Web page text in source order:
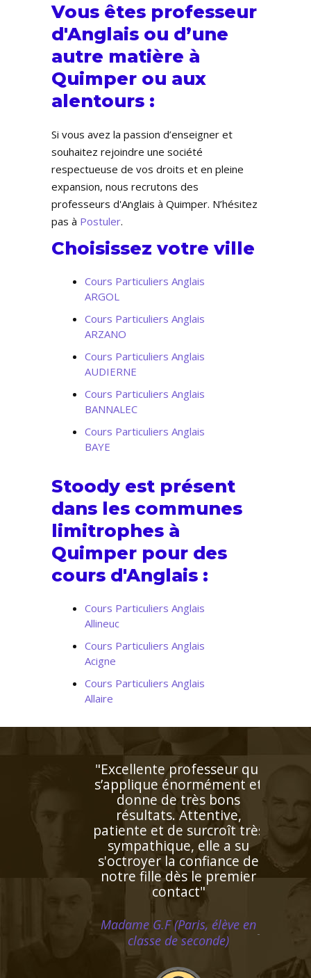
Vous êtes professeur
d'Anglais ou d’une
autre matière à
Quimper ou aux
alentours :
Si vous avez la passion d’enseigner et
souhaitez rejoindre une société
respectueuse de vos droits et en pleine
expansion, nous recrutons des
professeurs d'Anglais à Quimper. N’hésitez
pas à Postuler.
Choisissez votre ville
Cours Particuliers Anglais
ARGOL
Cours Particuliers Anglais
ARZANO
Cours Particuliers Anglais
AUDIERNE
Cours Particuliers Anglais
BANNALEC
Cours Particuliers Anglais
BAYE
Stoody est présent
dans les communes
limitrophes à
Quimper pour des
cours d'Anglais :
Cours Particuliers Anglais
Allineuc
Cours Particuliers Anglais
Acigne
Cours Particuliers Anglais
Allaire
"Professeur très disponible
et à l'écoute qui s'adapte
aux besoins de l'enfant et
répond à ses demandes"
Madame M.N (Bordeaux, élève
en première S)